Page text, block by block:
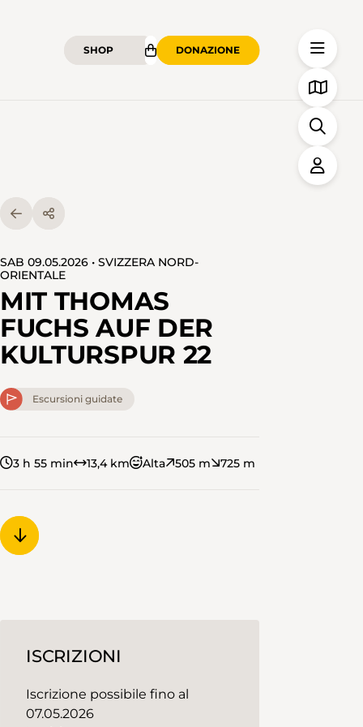
SHOP DONAZIONE
SAB 09.05.2026 • SVIZZERA NORD-
ORIENTALE
MIT THOMAS
FUCHS AUF DER
KULTURSPUR 22
Escursioni guidate
3 h 55 min 13,4 km Alta 505 m 725 m
ISCRIZIONI
Iscrizione possibile fino al
07.05.2026